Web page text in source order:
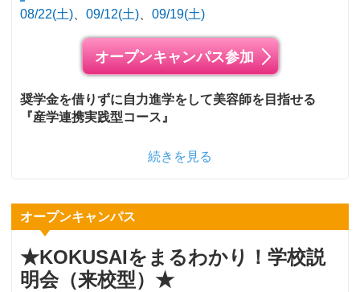
08/22(土)
09/12(土) 09/19(土)
オープンキャンパス参加
奨学金を借りずに自力進学をして美容師を目指せる
『産学連携実践型コース』
続きを見る
オープンキャンパス
★KOKUSAIをまるわかり！学校説
明会（来校型）★